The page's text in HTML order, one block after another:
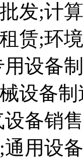
发;计
赁;环
设备
设备
备销
用设